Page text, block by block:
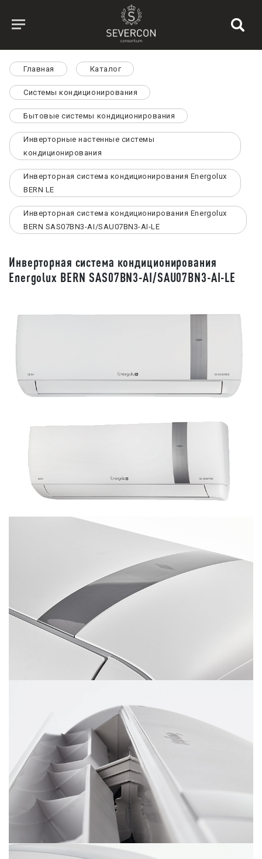
Главная Каталог
Системы кондиционирования
Бытовые системы кондиционирования
Инверторные настенные системы
кондиционирования
Инверторная система кондиционирования Energolux
BERN LE
Инверторная система кондиционирования Energolux
BERN SAS07BN3-AI/SAU07BN3-AI-LE
Инверторная система кондиционирования
Energolux BERN SAS07BN3-AI/SAU07BN3-AI-LE